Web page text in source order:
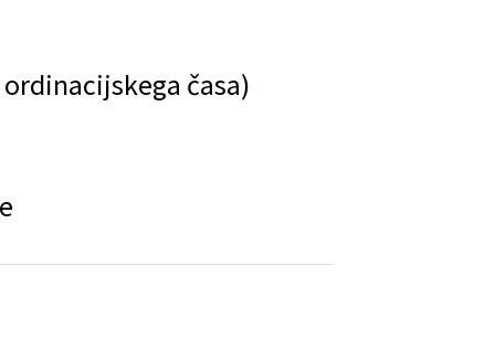
časa)